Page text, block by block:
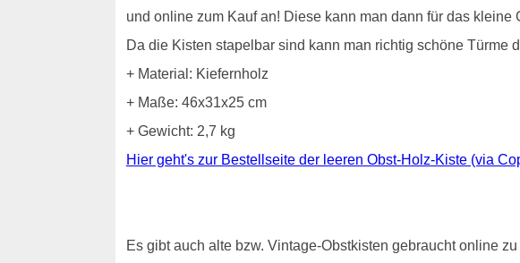
und online zum Kauf an! Diese kann man dann für das
Da die Kisten stapelbar sind kann man richtig schöne Türme
+ Material: Kiefernholz
+ Maße: 46x31x25 cm
+ Gewicht: 2,7 kg
Hier geht's zur Bestellseite der leeren Obst-Holz-Kiste (via
Es gibt auch alte bzw. Vintage-Obstkisten gebraucht online